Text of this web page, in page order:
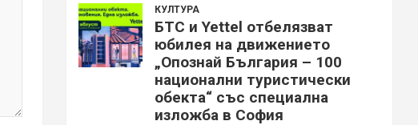
КУЛТУРА
БТС и Yettel отбелязват
юбилея на движението
„Опознай България – 100
национални туристически
обекта“ със специална
изложба в София